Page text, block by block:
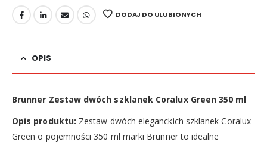
DODAJ DO ULUBIONYCH
OPIS
Brunner Zestaw dwóch szklanek Coralux Green 350 ml
Opis produktu: Zestaw dwóch eleganckich szklanek Coralux
Green o pojemności 350 ml marki Brunner to idealne